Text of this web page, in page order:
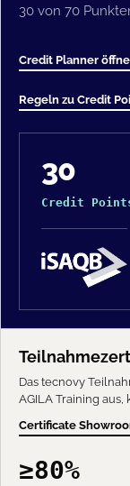
30 von 70
Credit Planner
Regeln zu Credit
30
Credit
Das tecnovy
AGILA Training
Certificate
≥80%